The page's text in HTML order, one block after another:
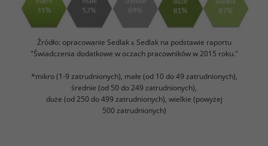
Źródło: opracowanie Sedlak &Sedlak na podstawie raportu
"Świadczenia dodatkowe w oczach pracowników w 2015 roku."
*mikro (1-9 zatrudnionych), małe (od 10 do 49 zatrudnionych),
średnie (od 50 do 249 zatrudnionych),
duże (od 250 do 499 zatrudnionych), wielkie (powyżej
500 zatrudnionych)